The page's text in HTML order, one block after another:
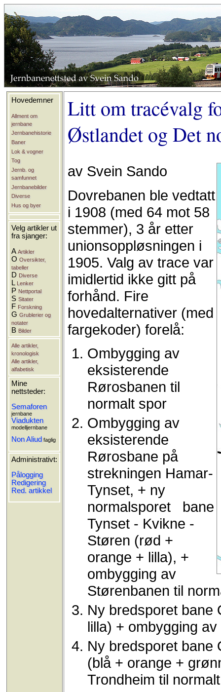
Hovedemner
Allment om
jernbane
Jernbanehistorie
Baner
Lok & vogner
Tog
Jernb. og
samfunnet
Jernbanebilder
Diverse
Hus og byer
Velg artikler ut
fra sjanger:
AArtikler
OOversikter,
tabeller
D Diverse
L Lenker
P Nettportal
SSitater
F Forskning
GGrublerier og
notater
B Bilder
Alle artikler,
kronologisk
Alle artikler,
alfabetisk
Mine
nettsteder:
Semaforen
jernbane
Viadukten
modelljernbane
Non Aliud faglig
Administrativt:
Pålogging
Redigering
Red. artikkel
Litt om tracévalg
Østlandet og Det
av Svein Sando
Dovrebanen ble vedtatt
i 1908 (med 64 mot 58
stemmer), 3 år etter
unionsoppløsningen i
1905. Valg av trace var
imidlertid ikke gitt på
forhånd. Fire
hovedalternativer (med
fargekoder) forelå:
Ombygging av
eksisterende
Rørosbanen til
normalt spor
Ombygging av
eksisterende
Rørosbane på
strekningen Hamar-
Tynset, + ny
normalsporet bane
Tynset - Kvikne -
Støren (rød +
orange + lilla), +
ombygging av
Størenbanen til
Ny bredsporet bane
lilla) + ombygging
Ny bredsporet bane
(blå + orange +
Trondheim til